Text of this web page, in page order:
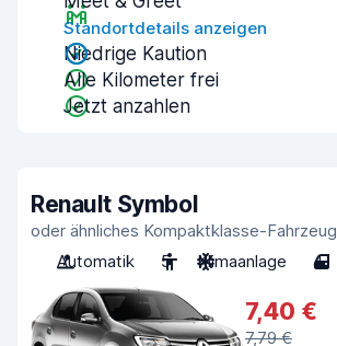
Standortdetails anzeigen
Niedrige Kaution
Alle Kilometer frei
Jetzt anzahlen
Renault Symbol
oder ähnliches Kompaktklasse-Fahrzeug
Automatik
5 Klimaanlage 4
7,40 €
7,79 €